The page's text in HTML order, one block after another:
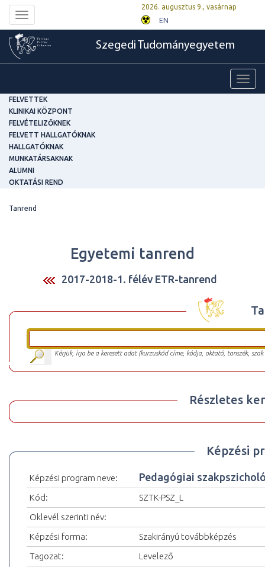
Toggle
navigation
2026. augusztus 9., vasárnap
EN
Szegedi Tudományegyetem
FELVETTEK
KLINIKAI KÖZPONT
FELVÉTELIZŐKNEK
FELVETT HALLGATÓKNAK
HALLGATÓKNAK
MUNKATÁRSAKNAK
ALUMNI
OKTATÁSI REND
Tanrend
Egyetemi tanrend
2017-2018-1. félév ETR-tanrend
Kérjük, írja be a keresett adat (kurzuskód címe, kódja, oktató, tanszék,
Részletes
Képzési
Képzési program neve: Pedagógiai
Kód:
SZTK-PSZ_L
Oklevél szerinti név:
Képzési forma:
Szakirányú továbbképzés
Tagozat:
Levelező